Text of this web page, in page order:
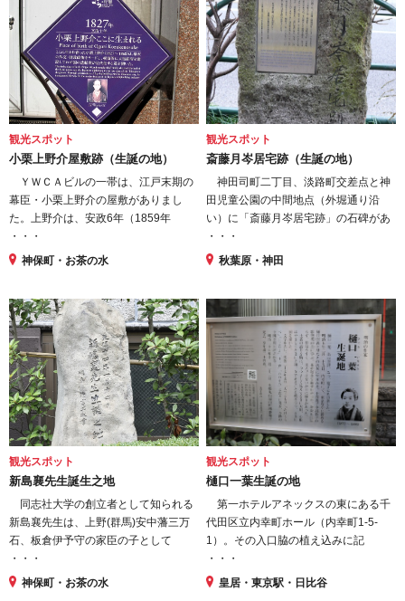
観光スポット
小栗上野介屋敷跡（生誕の地）
ＹＷＣＡビルの一帯は、江戸末期の
幕臣・小栗上野介の屋敷がありまし
た。上野介は、安政6年（1859年
・・・
神保町・お茶の水
観光スポット
斎藤月岑居宅跡（生誕の地）
神田司町二丁目、淡路町交差点と神
田児童公園の中間地点（外堀通り沿
い）に「斎藤月岑居宅跡」の石碑があ
・・・
秋葉原・神田
観光スポット
新島襄先生誕生之地
同志社大学の創立者として知られる
新島襄先生は、上野(群馬)安中藩三万
石、板倉伊予守の家臣の子として
・・・
神保町・お茶の水
観光スポット
樋口一葉生誕の地
第一ホテルアネックスの東にある千
代田区立内幸町ホール（内幸町1-5-
1）。その入口脇の植え込みに記
・・・
皇居・東京駅・日比谷